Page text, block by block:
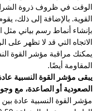
الوقت في ظروف ذروة الشراء
القوية. بالإضافة إلى ذلك،
بإنشاء أنماط رسم بياني مثل
الاتجاه التي قد لا تظهر على
يمكنك مراقبة مؤشر القوة
المقاومة أيضًا.
الصعودية أو الصاعدة، مع وجود منطقة 40-